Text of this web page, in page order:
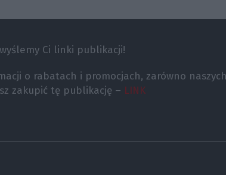
Ci linki publikacji!
o rabatach i promocjach, zarówno
zakupić tę publikację – LINK